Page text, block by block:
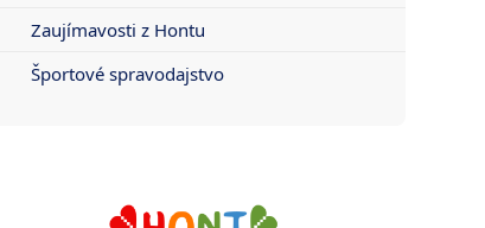
Zaujímavosti z Hontu
Športové spravodajstvo